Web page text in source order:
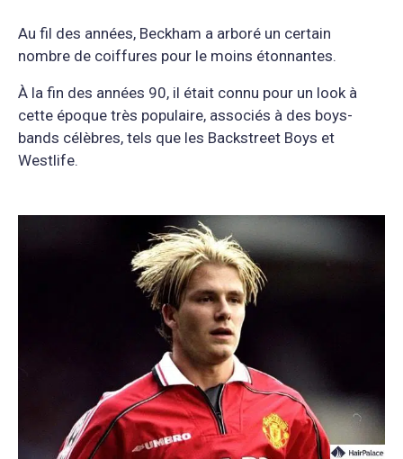
Au fil des années, Beckham a arboré un certain
nombre de coiffures pour le moins étonnantes.
À la fin des années 90, il était connu pour un look à
cette époque très populaire, associés à des boys-
bands célèbres, tels que les Backstreet Boys et
Westlife.